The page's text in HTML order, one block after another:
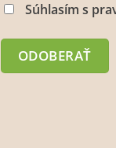
Súhlasím s